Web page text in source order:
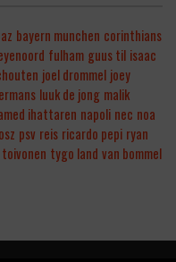
az bayern munchen corinthians
fulham guus til isaac
joel drommel joey
luuk de jong malik
ihattaren napoli nec noa
psv reis ricardo pepi ryan
toivonen tygo land van bommel